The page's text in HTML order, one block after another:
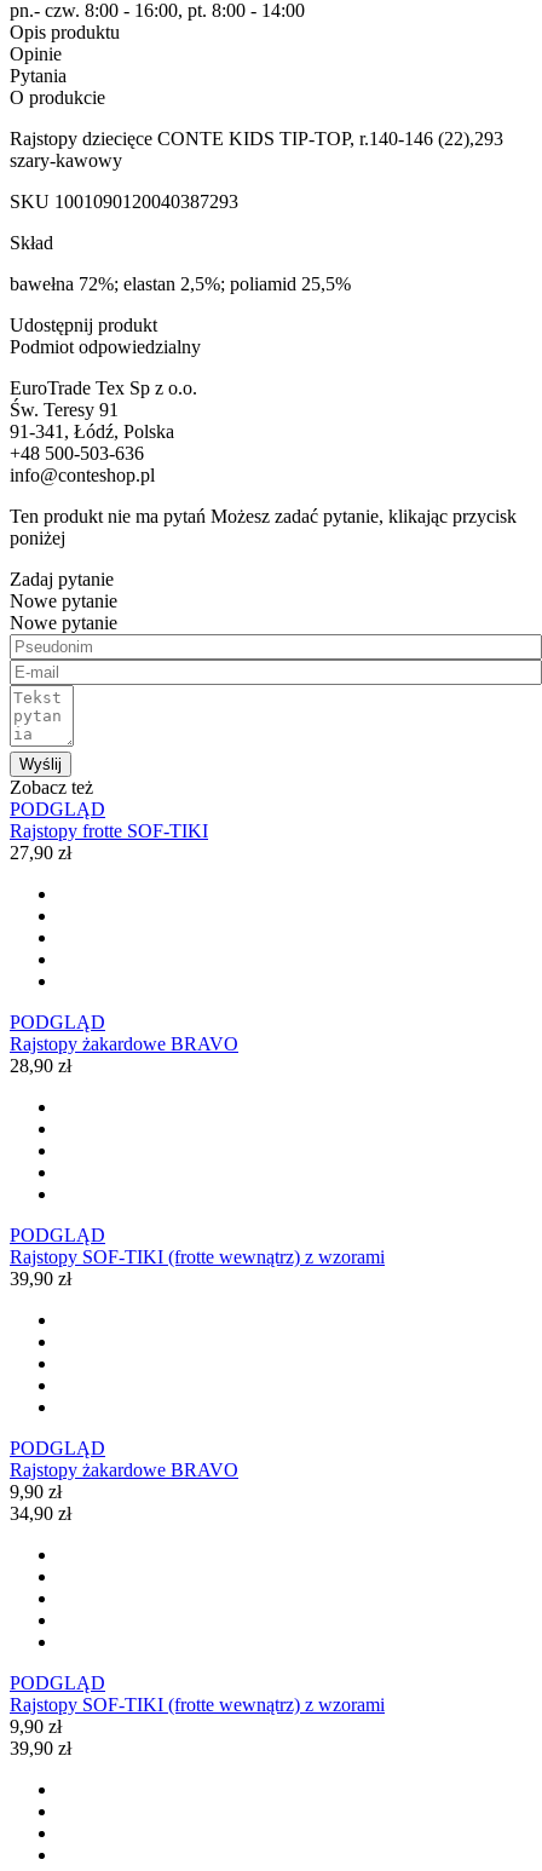
pn.- czw. 8:00 - 16:00, pt. 8:00 - 14:00
Opis produktu
Opinie
Pytania
O produkcie
Rajstopy dziecięce CONTE KIDS TIP-TOP, r.140-146 (22),293
szary-kawowy
SKU 1001090120040387293
Skład
bawełna 72%; elastan 2,5%; poliamid 25,5%
Udostępnij produkt
Podmiot odpowiedzialny
EuroTrade Tex Sp z o.o.
Św. Teresy 91
91-341, Łódź, Polska
+48 500-503-636
info@conteshop.pl
Ten produkt nie ma pytań Możesz zadać pytanie, klikając przycisk
poniżej
Zadaj pytanie
Nowe pytanie
Nowe pytanie
Wyślij
Zobacz też
PODGLĄD
Rajstopy frotte SOF-TIKI
27,90 zł
PODGLĄD
Rajstopy żakardowe BRAVO
28,90 zł
PODGLĄD
Rajstopy SOF-TIKI (frotte wewnątrz) z wzorami
39,90 zł
PODGLĄD
Rajstopy żakardowe BRAVO
9,90 zł
34,90 zł
PODGLĄD
Rajstopy SOF-TIKI (frotte wewnątrz) z wzorami
9,90 zł
39,90 zł